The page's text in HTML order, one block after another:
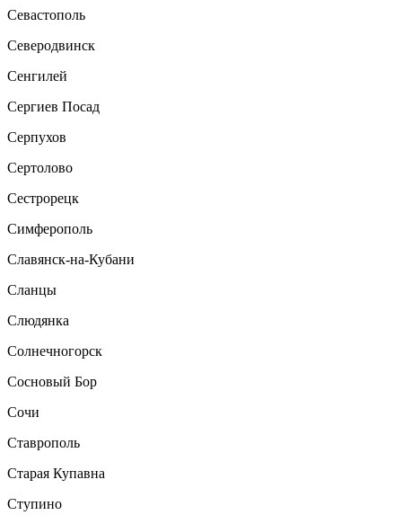
Севастополь
Северодвинск
Сенгилей
Сергиев Посад
Серпухов
Сертолово
Сестрорецк
Симферополь
Славянск-на-Кубани
Сланцы
Слюдянка
Солнечногорск
Сосновый Бор
Сочи
Ставрополь
Старая Купавна
Ступино